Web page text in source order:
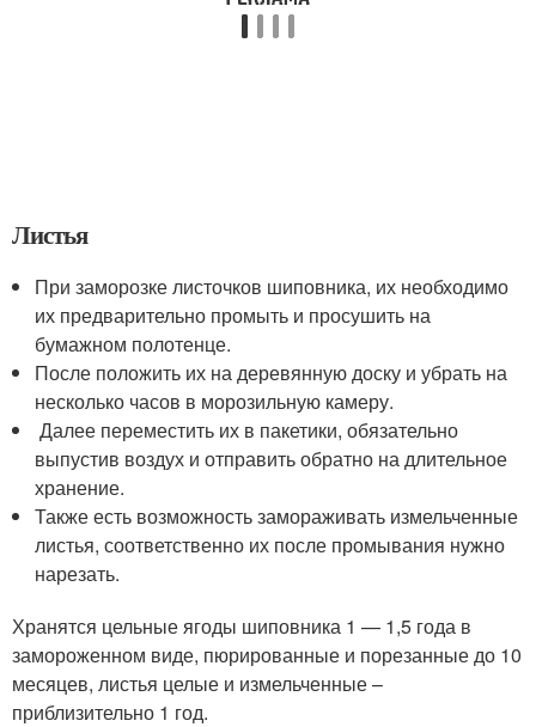
Листья
При заморозке листочков шиповника, их необходимо
их предварительно промыть и просушить на
бумажном полотенце.
После положить их на деревянную доску и убрать на
несколько часов в морозильную камеру.
Далее переместить их в пакетики, обязательно
выпустив воздух и отправить обратно на длительное
хранение.
Также есть возможность замораживать измельченные
листья, соответственно их после промывания нужно
нарезать.
Хранятся цельные ягоды шиповника 1 — 1,5 года в
замороженном виде, пюрированные и порезанные до 10
месяцев, листья целые и измельченные –
приблизительно 1 год.